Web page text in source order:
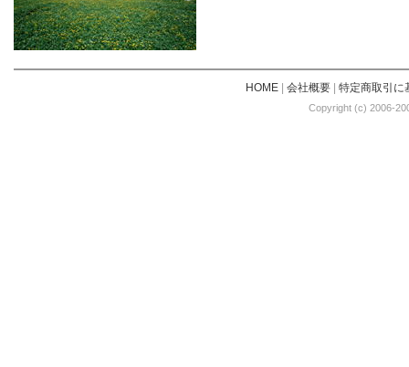
HOME| 会社概要| 特定商取引に
Copyright (c) 2006-